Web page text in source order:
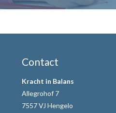
Contact
Kracht in Balans
Allegrohof 7
7557 VJ Hengelo